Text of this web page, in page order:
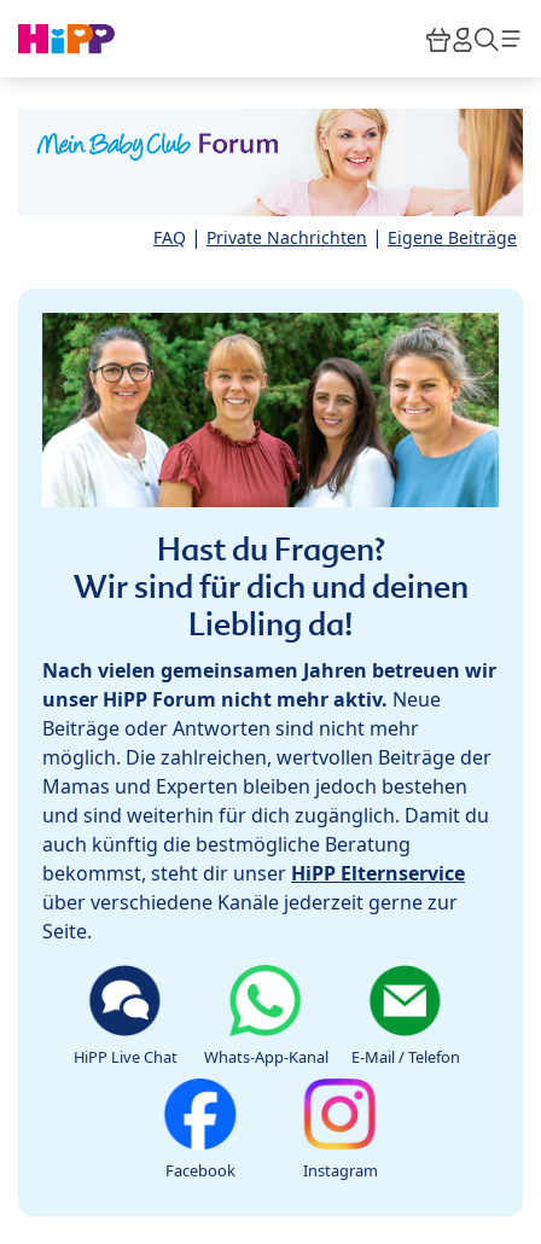
HiPP
FAQ | Private Nachrichten | Eigene Beiträge
Hast du Fragen?
Wir sind für dich und deinen
Liebling da!
Nach vielen gemeinsamen Jahren betreuen wir
unser HiPP Forum nicht mehr aktiv. Neue
Beiträge oder Antworten sind nicht mehr
möglich. Die zahlreichen, wertvollen Beiträge der
Mamas und Experten bleiben jedoch bestehen
und sind weiterhin für dich zugänglich. Damit du
auch künftig die bestmögliche Beratung
bekommst, steht dir unser HiPP Elternservice
über verschiedene Kanäle jederzeit gerne zur
Seite.
HiPP Live Chat Whats-App-Kanal E-Mail / Telefon
Facebook Instagram